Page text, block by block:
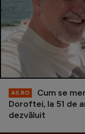
AS.RO
Cum se
Doroftei, la 51 de
dezvăluit